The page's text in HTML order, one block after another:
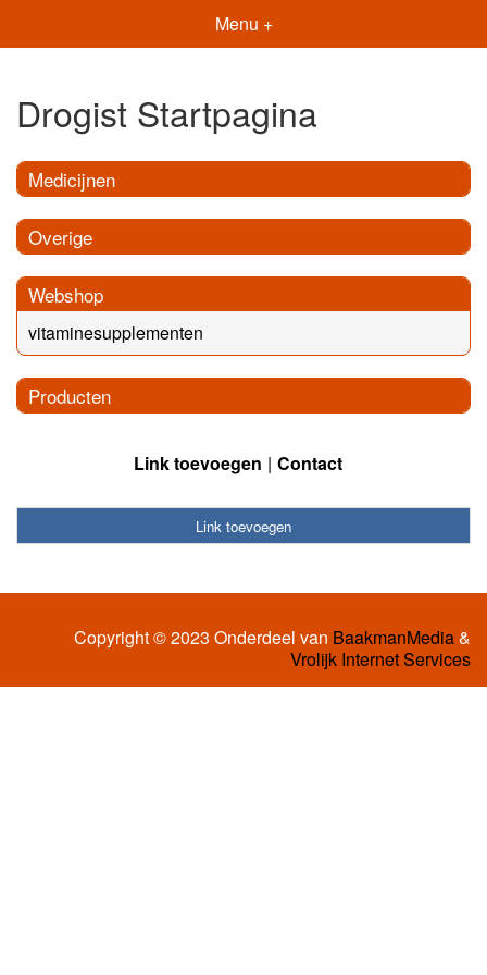
Menu +
Drogist Startpagina
Medicijnen
Overige
Webshop
vitaminesupplementen
Producten
Link toevoegen Contact
Link toevoegen
Copyright © 2023 Onderdeel van BaakmanMedia&
Vrolijk Internet Services